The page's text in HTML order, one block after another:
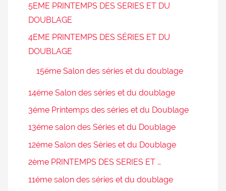
5EME PRINTEMPS DES SERIES ET DU
DOUBLAGE
4EME PRINTEMPS DES SÉRIES ET DU
DOUBLAGE
15éme Salon des séries et du doublage
14éme Salon des séries et du doublage
3éme Printemps des séries et du Doublage
13éme salon des Séries et du Doublage
12éme Salon des Séries et du Doublage
2ème PRINTEMPS DES SERIES ET …
11éme salon des séries et du doublage